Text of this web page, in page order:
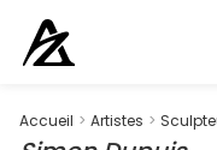
Accueil > Artistes >